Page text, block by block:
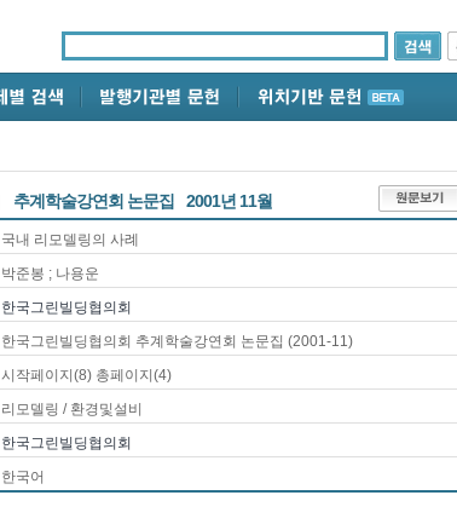
추계학술강연회 논문집 2001년 11월
국내 리모델링의 사례
박준봉 ; 나용운
한국그린빌딩협의회
한국그린빌딩협의회 추계학술강연회 논문집 (2001-11)
시작페이지(8) 총페이지(4)
리모델링 / 환경및설비
한국그린빌딩협의회
한국어